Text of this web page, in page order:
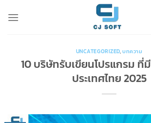
UNCATEGORIZED,บทความ
10 บริษัทรับเขียนโปรแกรม
ประเทศไทย 2025